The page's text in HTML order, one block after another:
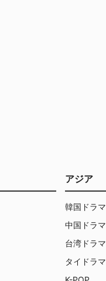
アジア
韓国ドラマ
中国ドラマ
台湾ドラマ
タイドラマ